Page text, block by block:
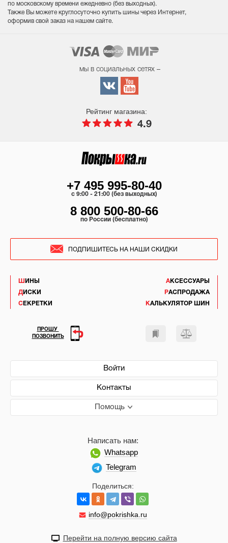
по московскому времени ежедневно (без выходных).
Также Вы можете круглосуточно купить шины через Интернет,
оформив свой заказ на нашем сайте.
мы в социальных сетях –
Рейтинг магазина:
4.9
ШИНЫ
ДИСКИ
СЕКРЕТКИ
АКСЕССУАРЫ
РАСПРОДАЖА
КАЛЬКУЛЯТОР ШИН
Войти
Контакты
Помощь
Поделиться:
info@pokrishka.ru
Написать нам:
Whatsapp
Telegram
+7 495 995-80-40
c 9:00 - 21:00 (без выходных)
8 800 500-80-66
по России (бесплатно)
ПОДПИШИТЕСЬ НА НАШИ СКИДКИ
ПРОШУ
ПОЗВОНИТЬ
Перейти на полную версию сайта